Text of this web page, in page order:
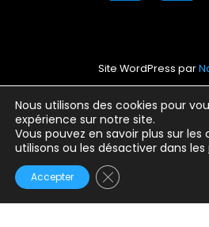
Nous utilisons des cookies pour
expérience sur notre site.
Vous pouvez en savoir plus sur les
utilisons ou les désactiver dans les
Accepter Fermer la bannière
Site WordPress par
Mentions
Conditions générales
Politique de